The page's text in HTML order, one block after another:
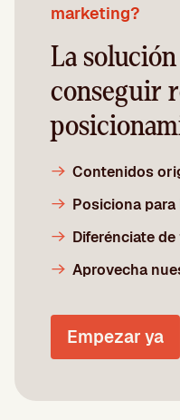
marketing?
La
conseguir
Contenidos
Posiciona
Diferénciate
Aprovecha
Empezar ya